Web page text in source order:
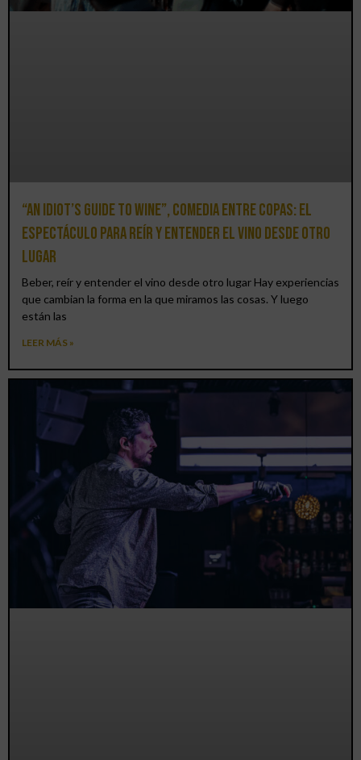
“An Idiot’s Guide to Wine”, comedia entre copas: el
espectáculo para reír y entender el vino desde otro
lugar
Beber, reír y entender el vino desde otro lugar Hay experiencias
que cambian la forma en la que miramos las cosas. Y luego
están las
LEER MÁS »